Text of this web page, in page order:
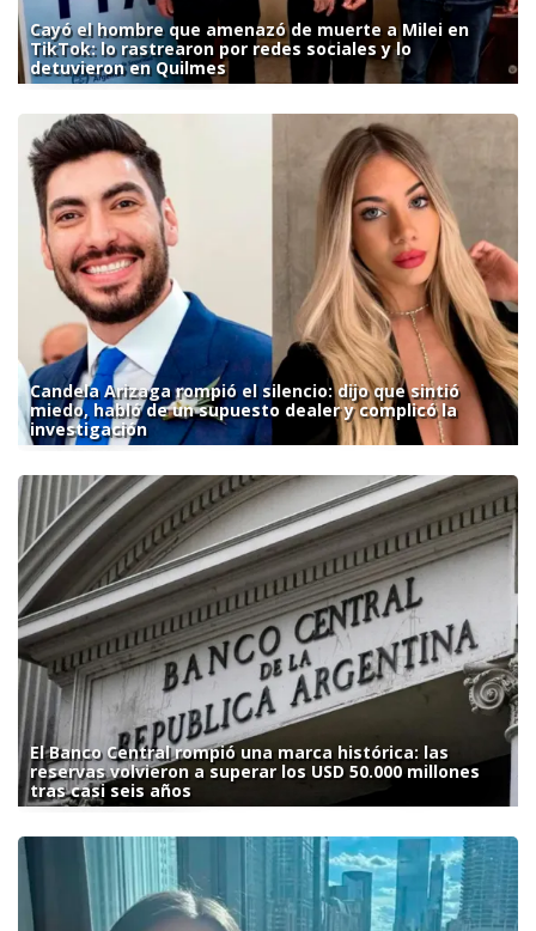
Cayó el hombre que amenazó de muerte a Milei en
TikTok: lo rastrearon por redes sociales y lo
detuvieron en Quilmes
Candela Arizaga rompió el silencio: dijo que sintió
miedo, habló de un supuesto dealer y complicó la
investigación
El Banco Central rompió una marca histórica: las
reservas volvieron a superar los USD 50.000 millones
tras casi seis años